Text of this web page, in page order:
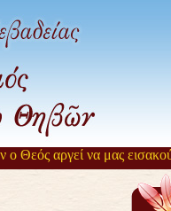
αργεί να μας